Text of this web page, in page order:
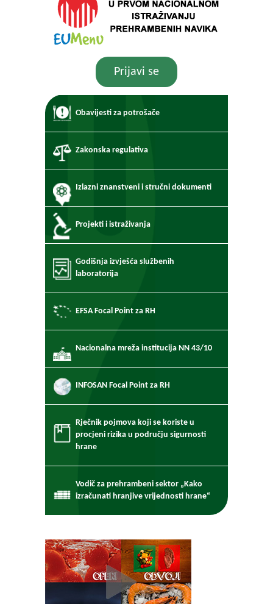
Prijavi se
Obavijesti za potrošače
Zakonska regulativa
Izlazni znanstveni i stručni dokumenti
Projekti i istraživanja
Godišnja izvješća službenih
laboratorija
EFSA Focal Point za RH
Nacionalna mreža institucija NN 43/10
INFOSAN Focal Point za RH
Rječnik pojmova koji se koriste u
procjeni rizika u području sigurnosti
hrane
Vodič za prehrambeni sektor „Kako
izračunati hranjive vrijednosti hrane“